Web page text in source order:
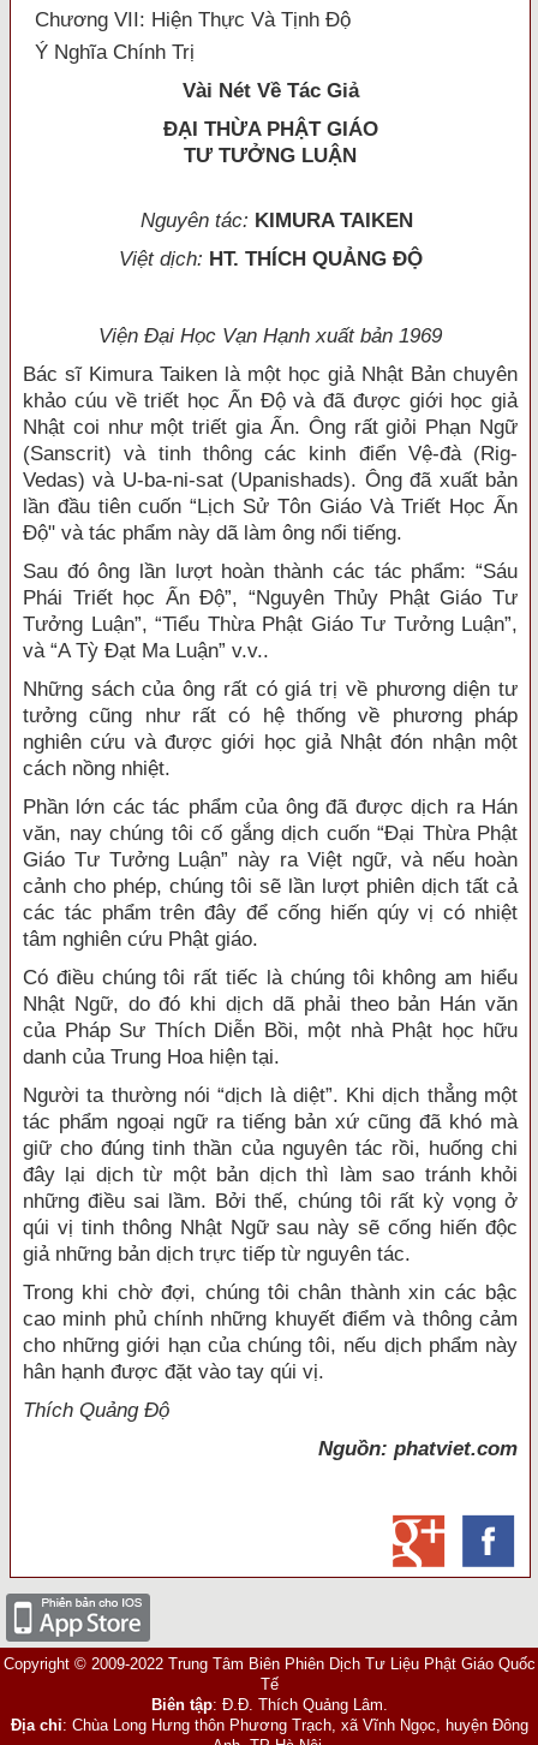
Chương VII: Hiện Thực Và Tịnh Độ
Ý Nghĩa Chính Trị
Vài Nét Về Tác Giả
ĐẠI THỪAPHẬT GIÁO
TƯ TƯỞNG LUẬN
Nguyên tác: KIMURA TAIKEN
Việt dịch: HT. THÍCH QUẢNG ĐỘ
Viện Đại Học Vạn Hạnh xuất bản 1969
Bác sĩ Kimura Taiken là một học giả Nhật Bản chuyên
khảo cúu về triết học Ấn Độ và đã được giới học giả
Nhật coi như một triết gia Ẩn. Ông rất giỏi Phạn Ngữ
(Sanscrit) và tinh thông các kinh điển Vệ-đà (Rig-
Vedas) và U-ba-ni-sat (Upanishads). Ông đã xuất bản
lần đầu tiên cuốn “Lịch Sử Tôn Giáo Và Triết Học Ấn
Độ" và tác phẩm này dã làm ông nổi tiếng.
Sau đó ông lần lượt hoàn thành các tác phẩm: “Sáu
Phái Triết học Ấn Độ”, “Nguyên Thủy Phật Giáo Tư
Tưởng Luận”, “Tiểu Thừa Phật Giáo Tư Tưởng Luận”,
và “A Tỳ Đạt Ma Luận” v.v..
Những sách của ông rất có giá trị về phương diện tư
tưởng cũng như rất có hệ thống về phương pháp
nghiên cứu và được giới học giả Nhật đón nhận một
cách nồng nhiệt.
Phần lớn các tác phẩm của ông đã được dịch ra Hán
văn, nay chúng tôi cố gắng dịch cuốn “Đại Thừa Phật
Giáo Tư Tưởng Luận” này ra Việt ngữ, và nếu hoàn
cảnh cho phép, chúng tôi sẽ lần lượt phiên dịch tất cả
các tác phẩm trên đây để cống hiến qúy vị có nhiệt
tâm nghiên cứu Phật giáo.
Có điều chúng tôi rất tiếc là chúng tôi không am hiểu
Nhật Ngữ, do đó khi dịch dã phải theo bản Hán văn
của Pháp Sư Thích Diễn Bồi, một nhà Phật học hữu
danh của Trung Hoa hiện tại.
Người ta thường nói “dịch là diệt”. Khi dịch thẳng một
tác phẩm ngoại ngữ ra tiếng bản xứ cũng đã khó mà
giữ cho đúng tinh thần của nguyên tác rồi, huống chi
đây lại dịch từ một bản dịch thì làm sao tránh khỏi
những điều sai lầm. Bởi thế, chúng tôi rất kỳ vọng ở
qúi vị tinh thông Nhật Ngữ sau này sẽ cống hiến độc
giả những bản dịch trực tiếp từ nguyên tác.
Trong khi chờ đợi, chúng tôi chân thành xin các bậc
cao minh phủ chính những khuyết điểm và thông cảm
cho những giới hạn của chúng tôi, nếu dịch phẩm này
hân hạnh được đặt vào tay qúi vị.
Thích Quảng Độ
Nguồn: phatviet.com
Copyright © 2009-2022 Trung Tâm Biên Phiên Dịch Tư Liệu Phật Giáo Quốc
Tế
Biên tập: Đ.Đ. Thích Quảng Lâm.
Địa chỉ: Chùa Long Hưng thôn Phương Trạch, xã Vĩnh Ngọc, huyện Đông